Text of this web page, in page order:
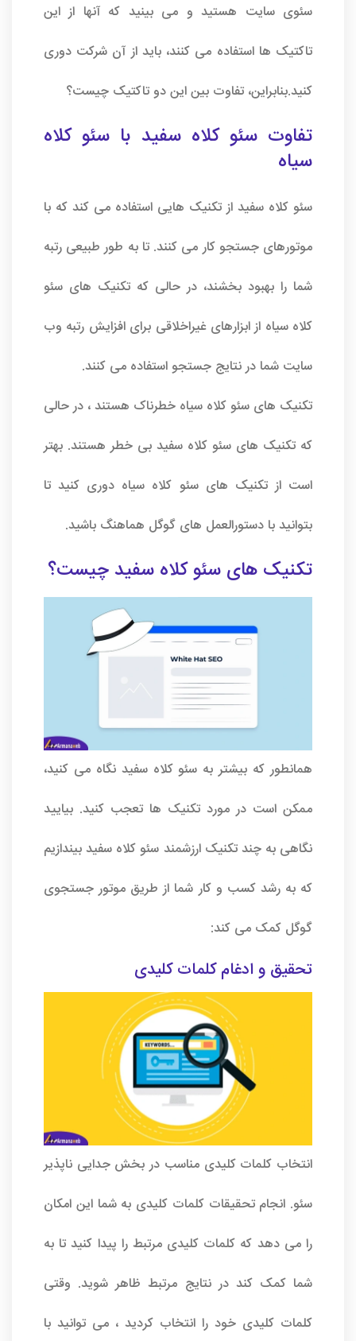
سئوی سایت هستید و می بینید که آنها از این
تاکتیک ها استفاده می کنند، باید از آن شرکت دوری
کنید.بنابراین، تفاوت بین این دو تاکتیک چیست؟
تفاوت سئو کلاه سفید با سئو کلاه
سیاه
سئو کلاه سفید از تکنیک هایی استفاده می کند که با
موتورهای جستجو کار می کنند. تا به طور طبیعی رتبه
شما را بهبود بخشند، در حالی که تکنیک های سئو
کلاه سیاه از ابزارهای غیراخلاقی برای افزایش رتبه وب
سایت شما در نتایج جستجو استفاده می کنند.
تکنیک های سئو کلاه سیاه خطرناک هستند ، در حالی
که تکنیک های سئو کلاه سفید بی خطر هستند. بهتر
است از تکنیک های سئو کلاه سیاه دوری کنید تا
بتوانید با دستورالعمل های گوگل هماهنگ باشید.
تکنیک های سئو کلاه سفید چیست؟
همانطور که بیشتر به سئو کلاه سفید نگاه می کنید،
ممکن است در مورد تکنیک ها تعجب کنید. بیایید
نگاهی به چند تکنیک ارزشمند سئو کلاه سفید بیندازیم
که به رشد کسب و کار شما از طریق موتور جستجوی
گوگل کمک می کند:
تحقیق و ادغام کلمات کلیدی
انتخاب کلمات کلیدی مناسب در بخش جدایی ناپذیر
سئو. انجام تحقیقات کلمات کلیدی به شما این امکان
را می دهد که کلمات کلیدی مرتبط را پیدا کنید تا به
شما کمک کند در نتایج مرتبط ظاهر شوید. وقتی
کلمات کلیدی خود را انتخاب کردید ، می توانید با